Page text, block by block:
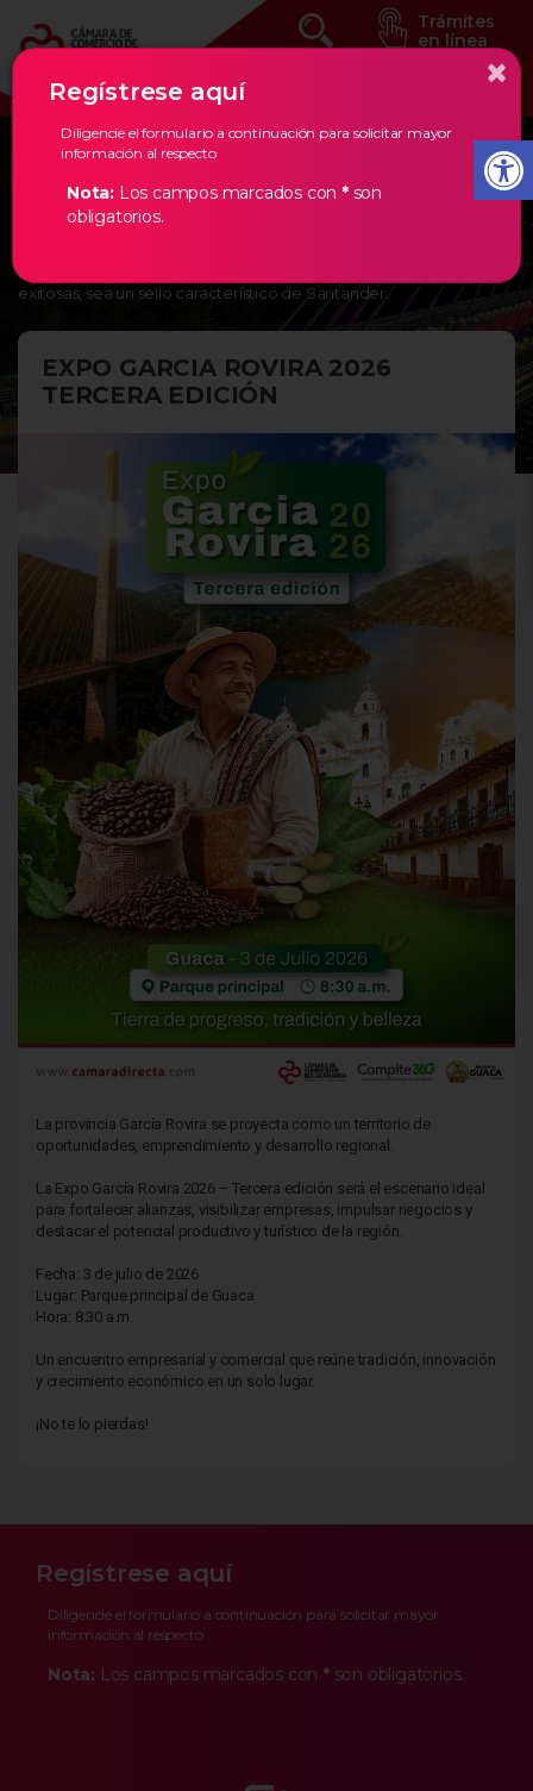
Trámites
en línea
Eventos Estratégicos
En la Cámara de Comercio de Bucaramanga, creemos en los
herramientas necesarias para que la creación de empresas
exitosas, sea un sello característico de Santander.
EXPO GARCIA ROVIRA 2026
TERCERA EDICIÓN
La provincia García Rovira se proyecta como un territorio de
oportunidades, emprendimiento y desarrollo regional.
La Expo García Rovira 2026 – Tercera edición será el escenario ideal
para fortalecer alianzas, visibilizar empresas, impulsar negocios y
destacar el potencial productivo y turístico de la región.
Fecha: 3 de julio de 2026
Lugar: Parque principal de Guaca
Hora: 8:30 a.m.
Un encuentro empresarial y comercial que reúne tradición, innovación
y crecimiento económico en un solo lugar.
¡No te lo pierdas!
Regístrese aquí
Diligencie el formulario a continuación para solicitar mayor
información al respecto
Nota: Los campos marcados con *son obligatorios.
×
Regístrese aquí
Diligencie el formulario a continuación para solicitar mayor
información al respecto
Nota: Los campos marcados con *son
obligatorios.